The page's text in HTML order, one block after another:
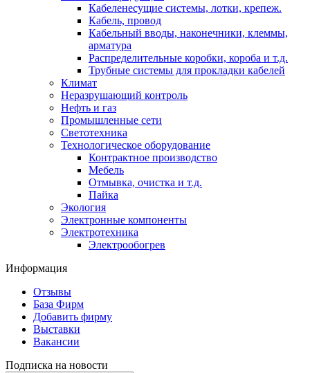
Кабеленесущие системы, лотки, крепеж.
Кабель, провод
Кабельный вводы, наконечники, клеммы,
арматура
Распределительные коробки, короба и т.д.
Трубные системы для прокладки кабелей
Климат
Неразрушающий контроль
Нефть и газ
Промышленные сети
Светотехника
Технологическое оборудование
Контрактное производство
Мебель
Отмывка, очистка и т.д.
Пайка
Экология
Электронные компоненты
Электротехника
Электрообогрев
Информация
Отзывы
База Фирм
Добавить фирму
Выставки
Вакансии
Подписка на новости